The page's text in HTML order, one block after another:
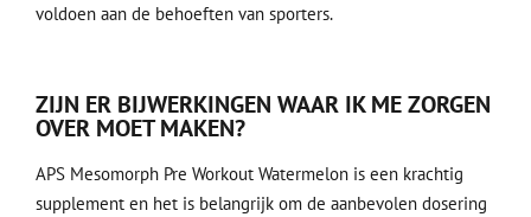
voldoen aan de behoeften van sporters.
ZIJN ER BIJWERKINGEN WAAR IK ME ZORGEN
OVER MOET MAKEN?
APS Mesomorph Pre Workout Watermelon is een krachtig
supplement en het is belangrijk om de aanbevolen dosering